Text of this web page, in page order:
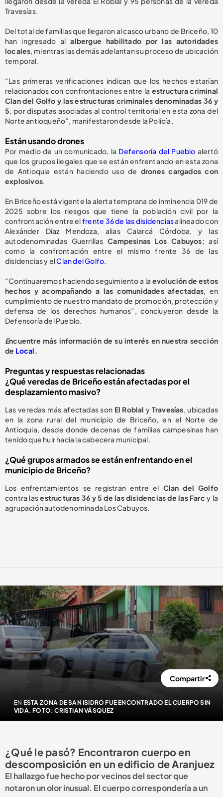
Travesías.
Del total de familias que llegaron al casco urbano de Briceño, 10
han ingresado alalbergue habilitado por las autoridades
locales, mientras las demás adelantan su proceso de ubicación
temporal.
“Las primeras verificaciones indican que los hechos estarían
relacionados con confrontaciones entre la estructura criminal
Clan del Golfo y las estructuras criminales denominadas 36 y
5, por disputas asociadas al control territorial en esta zona del
Norte antioqueño”, manifestaron desde la Policía.
Están usando drones
Por medio de un comunicado, la Defensoría del Pueblo alertó
que los grupos ilegales que se están enfrentando en esta zona
de Antioquia están haciendo uso de drones cargados con
explosivos.
En Briceño está vigente la alerta temprana de inminencia 019 de
2025 sobre los riesgos que tiene la población civil por la
confrontación entre elfrente 36 de las disidenciasalineado con
Alexánder Díaz Mendoza, alias Calarcá Córdoba, y las
autodenominadas GuerrillasCampesinas Los Cabuyos; así
como la confrontación entre el mismo frente 36 de las
disidencias y elClan del Golfo.
“Continuaremos haciendo seguimiento a la evolución de estos
hechos y acompañando a las comunidades afectadas, en
cumplimiento de nuestro mandato de promoción, protección y
defensa de los derechos humanos”, concluyeron desde la
Defensoría del Pueblo.
Encuentre más información de su interés en nuestra sección
de Local.
Preguntas y respuestas relacionadas
¿Qué veredas de Briceño están afectadas por el
desplazamiento masivo?
Las veredas más afectadas son El Roblal y Travesías, ubicadas
en la zona rural del municipio de Briceño, en el Norte de
Antioquia, desde donde decenas de familias campesinas han
tenido que huir hacia la cabecera municipal.
¿Qué grupos armados se están enfrentando en el
municipio de Briceño?
Los enfrentamientos se registran entre el Clan del Golfo
contra lasestructuras 36 y 5 de las disidencias de las Farc y la
agrupación autodenominada Los Cabuyos.
EN ESTA ZONA DE SAN ISIDRO FUE ENCONTRADO EL CUERPO SIN
VIDA. FOTO: CRISTIAN VÁSQUEZ
Compartir
¿Qué le pasó? Encontraron cuerpo en
descomposición en un edificio de Aranjuez
El hallazgo fue hecho por vecinos del sector que
notaron un olor inusual. El cuerpo correspondería a un